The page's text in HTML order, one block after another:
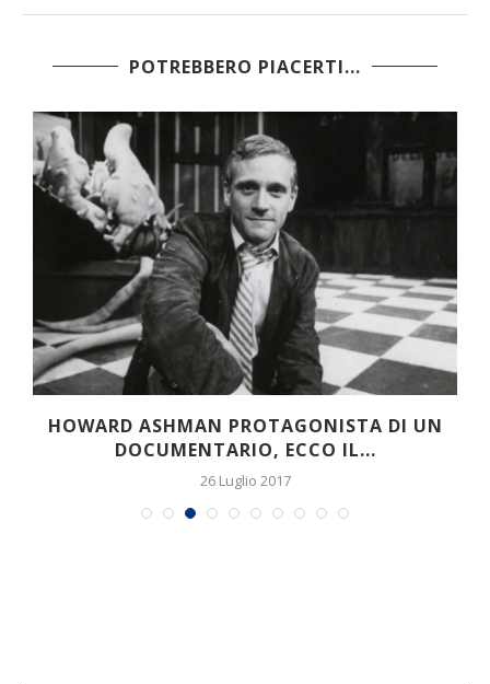
POTREBBERO PIACERTI...
OCEANIA, NUOVE IMMAGINI UFFICIALI PER
LA PROSSIMA PRINCIPESSA...
25 Dicembre 2015